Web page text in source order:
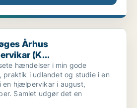
Handicaphjælpervikar (K...
Århus
(K...
hændelser i min gode
i udlandet og studie i en
en hjælpervikar i august,
Samlet udgør det en